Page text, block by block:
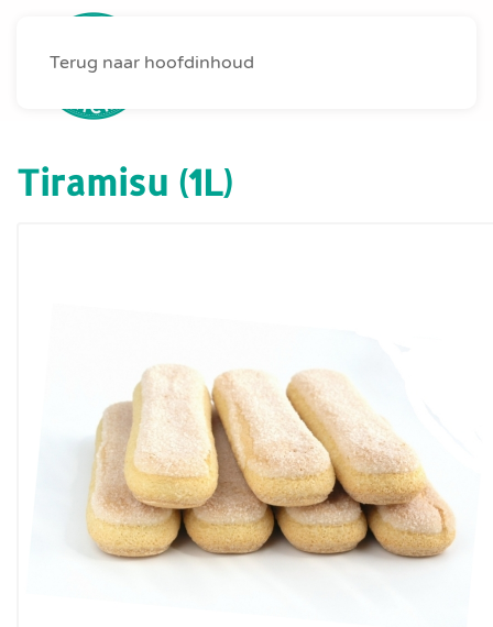
Terug naar hoofdinhoud
Tiramisu (1L)